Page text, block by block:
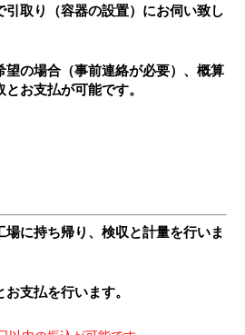
取り（容器の設置）にお伺い致し
の場合（事前連絡が必要）、概算
お支払が可能です。
に持ち帰り、検収と計量を行いま
支払を行います。